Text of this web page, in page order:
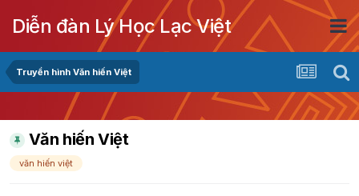
Diễn đàn Lý Học Lạc Việt
Truyền hình Văn hiến Việt
Văn hiến Việt
văn hiến việt